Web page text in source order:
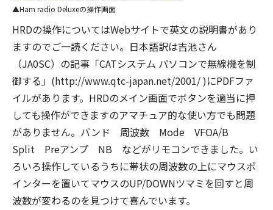
Ham radio Deluxeの操作画面
HRDの操作についてはWebサイトで英文の説明書があり
ますのでご一読ください。日本語訳は吉池さん
（JA0SC）の記事「CATシステム パソコンで無線機を制
御する」(http://www.qtc-japan.net/2001/ )にPDFファ
イルがあります。HRDのメイン画面でボタンを適当に押
しても操作ができますのアマチュア的な使い方でも問題
がありません。バンド 周波数 Mode VFOA/B
Split Preアンプ NB などがリモコンできました。い
ろいろ操作しているうちに帯状の周波数の上にマウスポ
インターを置いてマウスのUP/DOWNツマミを回すと周
波数が変わるのを見つけて喜んでいます。